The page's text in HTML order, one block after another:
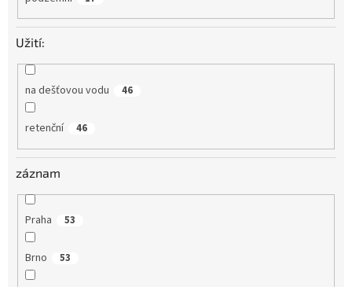
Užití:
na dešťovou vodu 46
retenční 46
záznam
Praha 53
Brno 53